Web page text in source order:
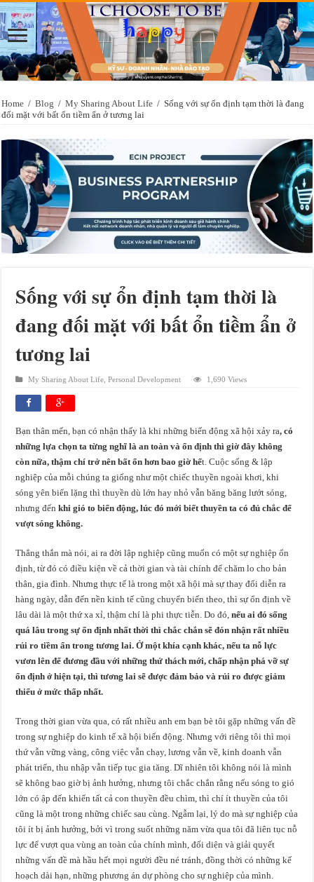
Home / Blog / My Sharing About Life / Sống với sự ổn định tạm thời là đang
đối mặt với bất ổn tiềm ẩn ở tương lai
Sống với sự ổn định tạm thời là
đang đối mặt với bất ổn tiềm ẩn ở
tương lai
My Sharing About Life ,Personal Development 1,690 Views
Bạn thân mến, bạn có nhận thấy là khi những biến động xã hội xảy ra, có
những lựa chọn ta từng nghĩ là an toàn và ổn định thì giờ đây không
còn nữa, thậm chí trở nên bất ổn hơn bao giờ hết. Cuộc sống & lập
nghiệp của mỗi chúng ta giống như một chiếc thuyền ngoài khơi, khi
sóng yên biển lặng thì thuyền dù lớn hay nhỏ vẫn băng băng lướt sóng,
nhưng đếnkhi gió to biển động, lúc đó mới biết thuyền ta có đủ chắc để
vượt sóng không.
Thẳng thắn mà nói, ai ra đời lập nghiệp cũng muốn có một sự nghiệp ổn
định, từ đó có điều kiện về cả thời gian và tài chính để chăm lo cho bản
thân, gia đình. Nhưng thực tế là trong một xã hội mà sự thay đổi diễn ra
hàng ngày, dẫn đến nền kinh tế cũng chuyển biến theo, thì sự ổn định về
lâu dài là một thứ xa xỉ, thậm chí là phi thực tiễn. Do đó,nếu ai đó sống
quá lâu trong sự ổn định nhất thời thì chắc chắn sẽ đón nhận rất nhiều
rủi ro tiềm ẩn trong tương lai. Ở một khía cạnh khác, nếu ta nỗ lực
vươn lên để đương đầu với những thử thách mới, chấp nhận phá vỡ sự
ổn định ở hiện tại, thì tương lai sẽ được đảm bảo và rủi ro được giảm
thiểu ở mức thấp nhất.
Trong thời gian vừa qua, có rất nhiều anh em bạn bè tôi gặp những vấn đề
trong sự nghiệp do kinh tế xã hội biến động. Nhưng với riêng tôi thì mọi
thứ vẫn vững vàng, công việc vẫn chạy, lương vẫn về, kinh doanh vẫn
phát triển, thu nhập vẫn tiếp tục gia tăng. Dĩ nhiên tôi không nói là mình
sẽ không bao giờ bị ảnh hưởng, nhưng tôi chắc chắn rằng nếu sóng to gió
lớn có ập đến khiến tất cả con thuyền đều chìm, thì chí ít thuyền của tôi
cũng là một trong những chiếc sau cùng. Ngẫm lại, lý do mà sự nghiệp của
tôi ít bị ảnh hưởng, bởi vì trong suốt những năm vừa qua tôi đã liên tục nỗ
lực để vượt qua vùng an toàn của chính mình, đối diện và giải quyết
những vấn đề mà hầu hết mọi người đều né tránh, đồng thời có những kế
hoạch dài hạn, những phương án dự phòng cho sự nghiệp của mình.